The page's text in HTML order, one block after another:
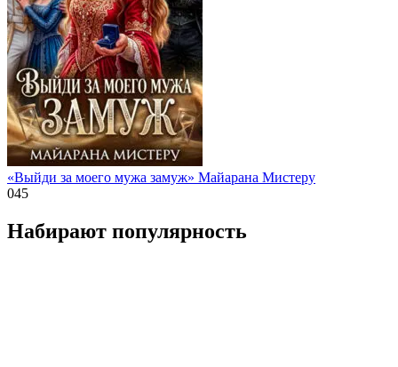
«Выйди за моего мужа замуж» Майарана Мистеру
045
Набирают популярность